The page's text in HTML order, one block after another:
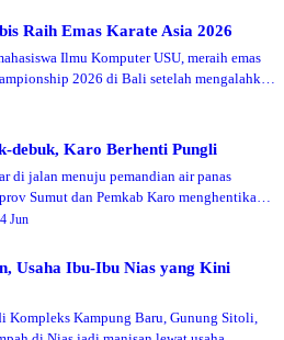
Raih Emas Karate Asia 2026
Ilmu Komputer USU, meraih emas
2026 di Bali setelah mengalahkan
debuk, Karo Berhenti Pungli
di jalan menuju pemandian air panas
Sumut dan Pemkab Karo menghentikan
menyiapkan dua jalur akses baru ke Desa
Jun
Usaha Ibu-Ibu Nias yang Kini
Kompleks Kampung Baru, Gunung Sitoli,